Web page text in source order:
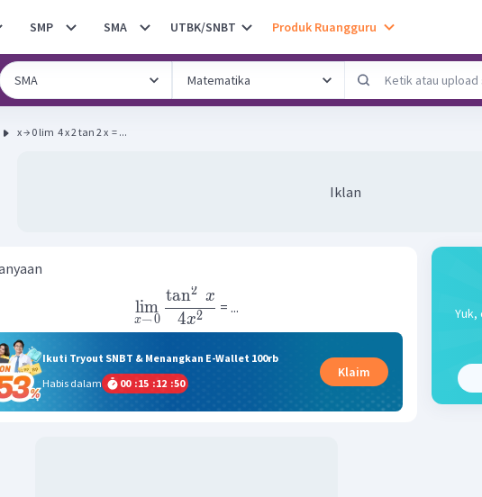
SMP SMA UTBK/SNBT Produk Ruangguru
x → 0 lim ​ 4 x 2 tan 2 x ​ = ...
Iklan
x→0
lim
4x2
tan2 x
= ...
Ikuti Tryout SNBT & Menangkan E-Wallet 100rb
Habis dalam
00 :15 :12 :49
Klaim
Yuk,